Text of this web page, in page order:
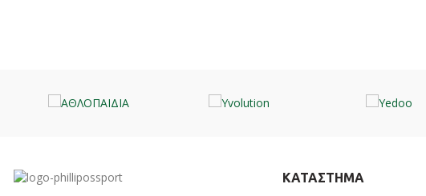
ΚΑΤΑΣΤΗΜΑ